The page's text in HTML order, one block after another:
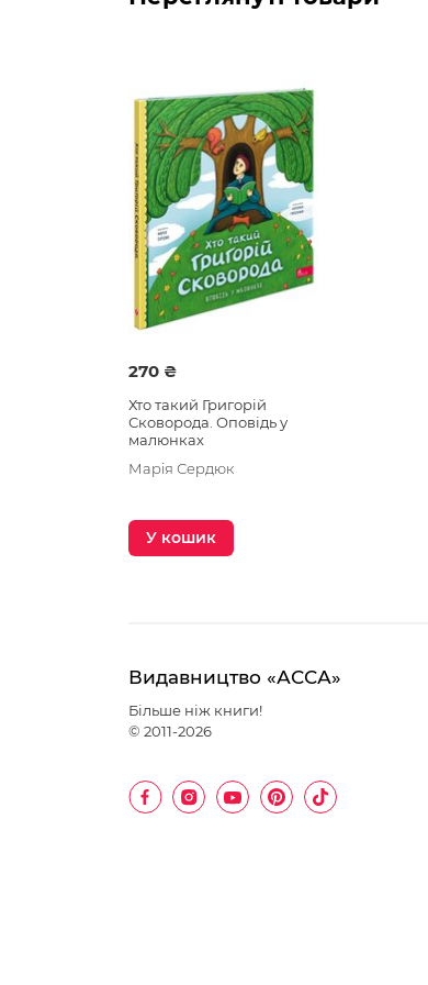
270 ₴
Хто такий Григорій
Сковорода. Оповідь у
малюнках
Марія Сердюк
У кошик
Видавництво «АССА»
Більше ніж книги!
© 2011-2026